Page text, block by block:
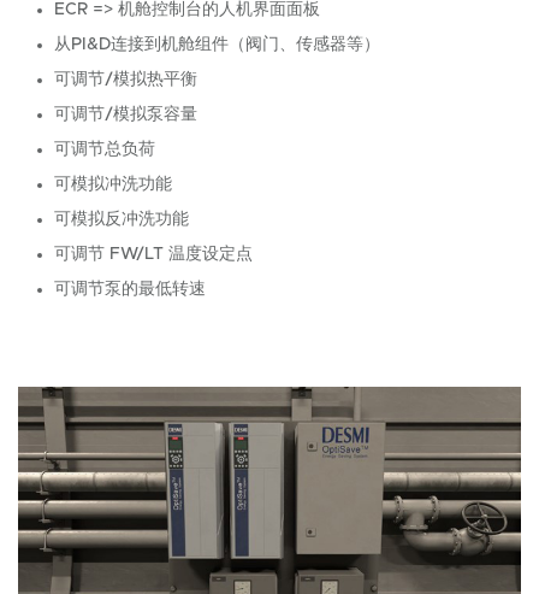
ECR => 机舱控制台的人机界面面板
从PI&D连接到机舱组件（阀门、传感器等）
可调节/模拟热平衡
可调节/模拟泵容量
可调节总负荷
可模拟冲洗功能
可模拟反冲洗功能
可调节 FW/LT 温度设定点
可调节泵的最低转速